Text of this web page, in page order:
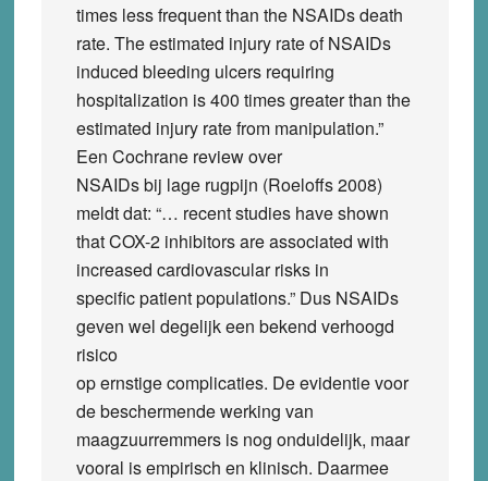
times less frequent than the NSAIDs death
rate. The estimated injury rate of NSAIDs
induced bleeding ulcers requiring
hospitalization is 400 times greater than the
estimated injury rate from manipulation.”
Een Cochrane review over
NSAIDs bij lage rugpijn (Roeloffs 2008)
meldt dat: “… recent studies have shown
that COX-2 inhibitors are associated with
increased cardiovascular risks in
specific patient populations.” Dus NSAIDs
geven wel degelijk een bekend verhoogd
risico
op ernstige complicaties. De evidentie voor
de beschermende werking van
maagzuurremmers is nog onduidelijk, maar
vooral is empirisch en klinisch. Daarmee